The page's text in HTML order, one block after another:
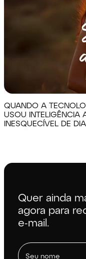
QUANDO A
USOU INTELIGÊNCIA
INESQUECÍVEL DE
Quer ainda
agora para
e-mail.